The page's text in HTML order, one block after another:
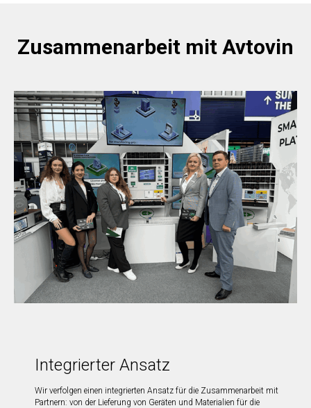
Zusammenarbeit mit Avtovin
Integrierter Ansatz
Wir verfolgen einen integrierten Ansatz für die Zusammenarbeit mit
Partnern: von der Lieferung von Geräten und Materialien für die